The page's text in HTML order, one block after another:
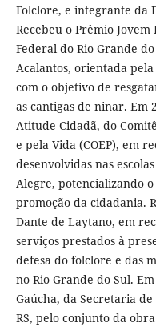
Folclore, e integrante da
Recebeu o Prêmio
Federal do Rio Grande
Acalantos, orientada pela
com o objetivo de
as cantigas de ninar. Em
Atitude Cidadã, do
e pela Vida (COEP), em
desenvolvidas nas
Alegre, potencializando o
promoção da cidadania.
Dante de Laytano, em
serviços prestados à
defesa do folclore e das
no Rio Grande do Sul.
Gaúcha, da Secretaria
RS, pelo conjunto da